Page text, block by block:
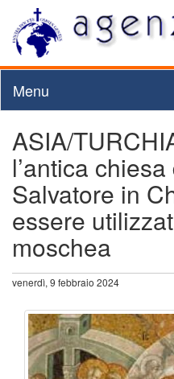
Menu
ASIA/
l’antica
Salvatore in
essere
moschea
venerdì, 9 febbraio 2024